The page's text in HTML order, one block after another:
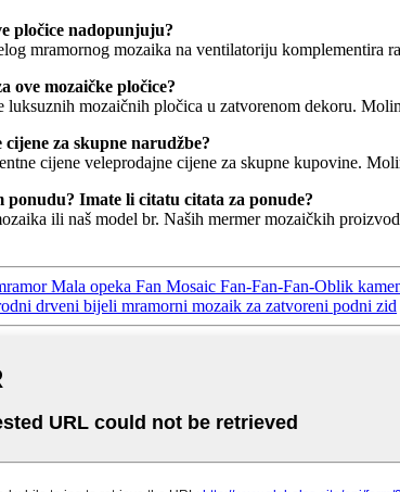
pločice nadopunjuju?
mramornog mozaika na ventilatoriju komplementira
ove mozaičke pločice?
mozaičnih pločica u zatvorenom dekoru.
za skupne narudžbe?
cijene veleprodajne cijene za skupne kupovine.
ponudu? Imate li citatu citata za ponude?
ili naš model br. Naših mermer mozaičkih
Mala opeka Fan Mosaic Fan-Fan-Fan-Oblik
drveni bijeli mramorni mozaik za zatvoreni podni zid